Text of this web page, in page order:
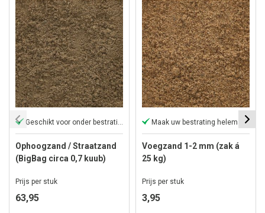
Geschikt voor onder bestrating
Ophoogzand / Straatzand
(BigBag circa 0,7 kuub)
Prijs per stuk
63,95
Maak uw bestrating helemaal af
Voegzand 1-2 mm (zak á
25 kg)
Prijs per stuk
3,95